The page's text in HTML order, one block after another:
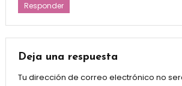
Responder
Deja una respuesta
Tu dirección de correo electrónico no